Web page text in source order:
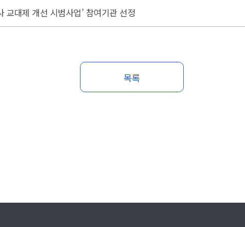
교대제 개선 시범사업’ 참여기관 선정
목록